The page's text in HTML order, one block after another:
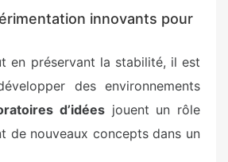
innovants pour
en préservant la stabilité, il est
des environnements
d’idées jouent un rôle
de nouveaux concepts dans un